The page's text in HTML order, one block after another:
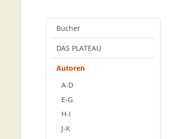
Bücher
DAS PLATEAU
Autoren
A-D
E-G
H-I
J-K